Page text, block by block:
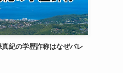
紀の学歴詐称はなぜバレ